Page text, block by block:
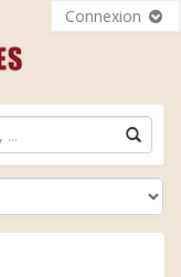
Connexion